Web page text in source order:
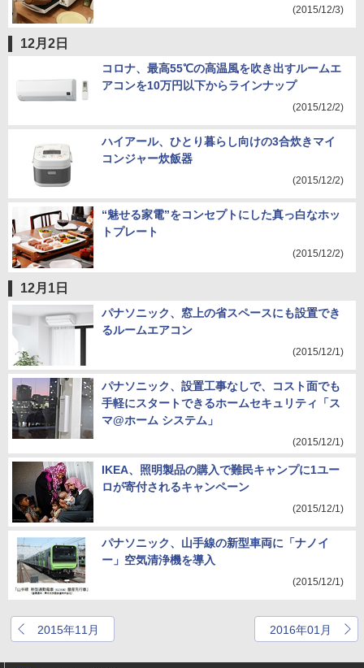
(2015/12/3)
12月2日
コロナ、最高55℃の高温風を吹き出すルームエ
アコンを10万円以下からラインナップ
(2015/12/2)
ハイアール、ひとり暮らし向けの3合炊きマイ
コンジャー炊飯器
(2015/12/2)
“魅せる家電”をコンセプトにした真っ白なホッ
トプレート
(2015/12/2)
12月1日
パナソニック、窓上の省スペースにも設置でき
るルームエアコン
(2015/12/1)
パナソニック、設置工事なしで、コスト面でも
手軽にスタートできるホームセキュリティ「ス
マ@ホーム システム」
(2015/12/1)
IKEA、照明製品の購入で難民キャンプに1ユー
ロが寄付されるキャンペーン
(2015/12/1)
パナソニック、山手線の新型車両に「ナノイ
ー」空気清浄機を導入
(2015/12/1)
2015年11月 2016年01月